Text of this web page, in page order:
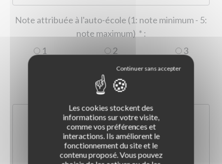
Note attribuée à l'auto-école (1: note minimum - 5:
* :
1
2
3
5
Les cookies stockent des
informations sur votre visite,
comme vos préférences et
interactions. Ils améliorent le
fonctionnement du site et le
contenu proposé. Vous pouvez